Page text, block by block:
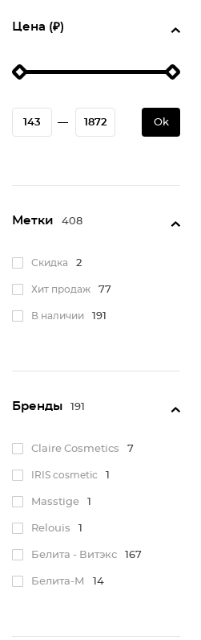
Цена (₽)
— Ok
Метки 408
Скидка 2
Хит продаж 77
В наличии 191
Бренды 191
Claire Cosmetics 7
IRIS cosmetic 1
Masstige 1
Relouis 1
Белита - Витэкс 167
Белита-М 14